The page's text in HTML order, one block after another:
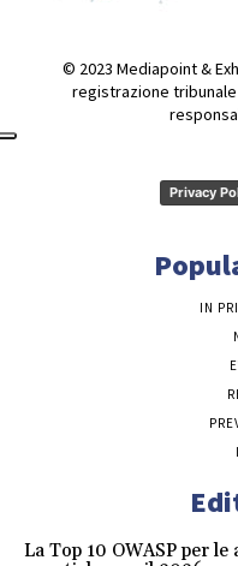
© 2023 Mediapoint &
registrazione
Privacy
IN
La Top 10 OWASP per